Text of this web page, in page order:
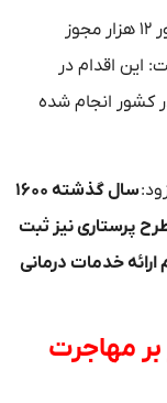
معاون پرستاری وزیر بهداشت در ادامه از صدور ۱۲ هزار مجوز
این اقدام در
کشور انجام شده
سال گذشته ۱۶۰۰
مورد تعویق طرح پرستاری نیز ثبت
خدمات درمانی
مهاجرت